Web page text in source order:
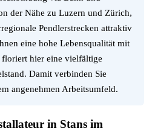
der Nähe zu Luzern und Zürich,
Pendlerstrecken attraktiv
eine hohe Lebensqualität mit
hier eine vielfältige
Damit verbinden Sie
angenehmen Arbeitsumfeld.
in Stans im